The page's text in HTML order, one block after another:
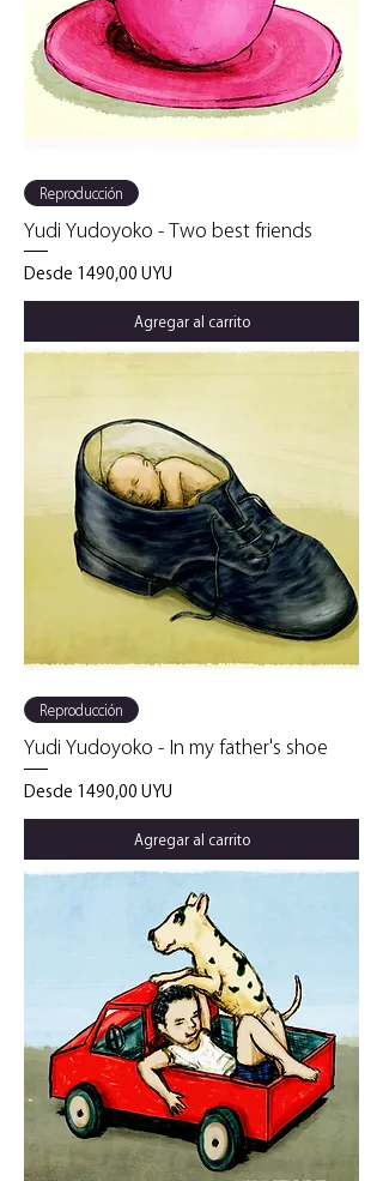
Reproducción
Yudi Yudoyoko - Two best friends
Desde 1490,00 UYU
Precio de oferta
Agregar al carrito
Reproducción
Yudi Yudoyoko - In my father's shoe
Desde 1490,00 UYU
Precio de oferta
Agregar al carrito